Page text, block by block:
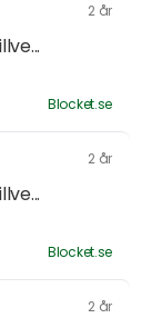
2 år
Blocket.se
2 år
Blocket.se
2 år